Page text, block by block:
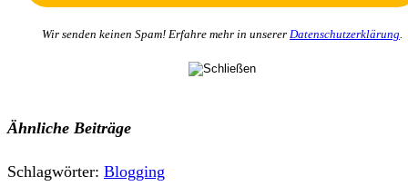
Wir senden keinen Spam! Erfahre mehr in unserer Datenschutzerklärung
Ähnliche Beiträge
Schlagwörter: Blogging